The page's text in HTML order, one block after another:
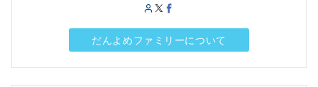
だんよめファミリーについて